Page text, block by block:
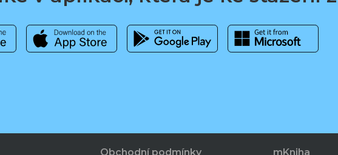
Obchodní podmínky mKniha